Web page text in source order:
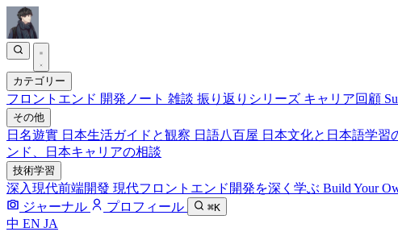
カテゴリー
フロントエンド 開発ノート 雑談 振り返りシリーズ キャリア回顧
その他
日名遊實 日本生活ガイドと観察 日語八百屋 日本文化と日本語学習
ンド、日本キャリアの相談
技術学習
深入現代前端開發 現代フロントエンド開発を深く学ぶ Build Your
ジャーナル
プロフィール ⌘K
中 EN JA